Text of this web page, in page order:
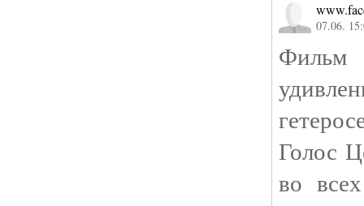
07.06.
Голос
во